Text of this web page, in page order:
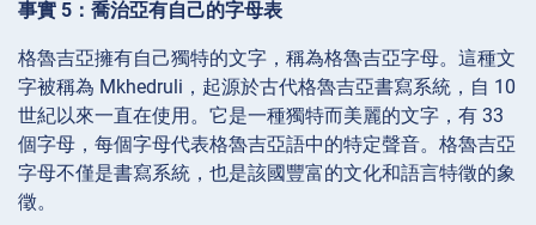
事實 5：喬治亞有自己的字母表
格魯吉亞擁有自己獨特的文字，稱為格魯吉亞字母。這種文
字被稱為 Mkhedruli，起源於古代格魯吉亞書寫系統，自 10
世紀以來一直在使用。它是一種獨特而美麗的文字，有 33
個字母，每個字母代表格魯吉亞語中的特定聲音。格魯吉亞
字母不僅是書寫系統，也是該國豐富的文化和語言特徵的象
徵。